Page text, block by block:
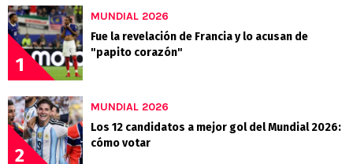
1
MUNDIAL 2026
Fue la revelación de Francia y lo acusan de
"papito corazón"
2
MUNDIAL 2026
Los 12 candidatos a mejor gol del Mundial 2026:
cómo votar